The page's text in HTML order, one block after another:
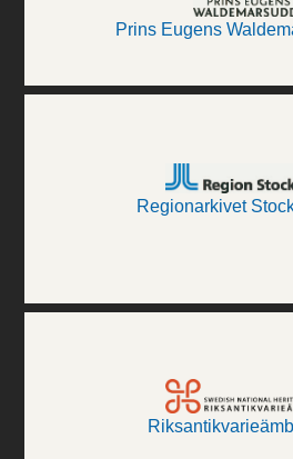
Prins Eugens
Regionarkivet